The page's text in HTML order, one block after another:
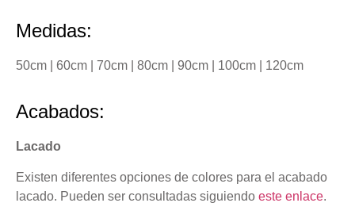
Medidas:
50cm | 60cm | 70cm | 80cm | 90cm | 100cm | 120cm
Acabados:
Lacado
Existen diferentes opciones de colores para el acabado
lacado. Pueden ser consultadas siguiendo este enlace.